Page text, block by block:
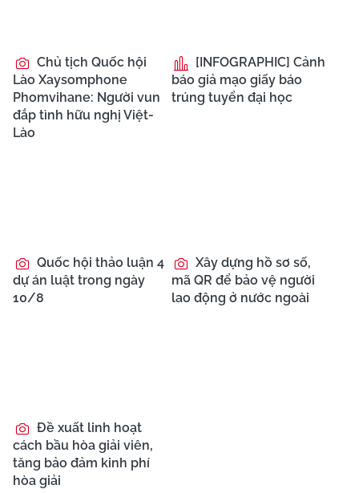
Chủ tịch Quốc hội
Lào Xaysomphone
Phomvihane: Người vun
đắp tình hữu nghị Việt-
Lào
[INFOGRAPHIC] Cảnh
báo giả mạo giấy báo
trúng tuyển đại học
Quốc hội thảo luận 4
dự án luật trong ngày
10/8
Xây dựng hồ sơ số,
mã QR để bảo vệ người
lao động ở nước ngoài
Đề xuất linh hoạt
cách bầu hòa giải viên,
tăng bảo đảm kinh phí
hòa giải